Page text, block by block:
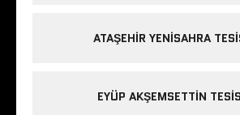
ATAŞEHIR YENISAHRA
EYÜP AKŞEMSETTIN